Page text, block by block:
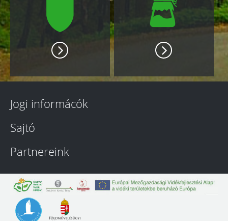
Jogi informácók
Sajtó
Partnereink